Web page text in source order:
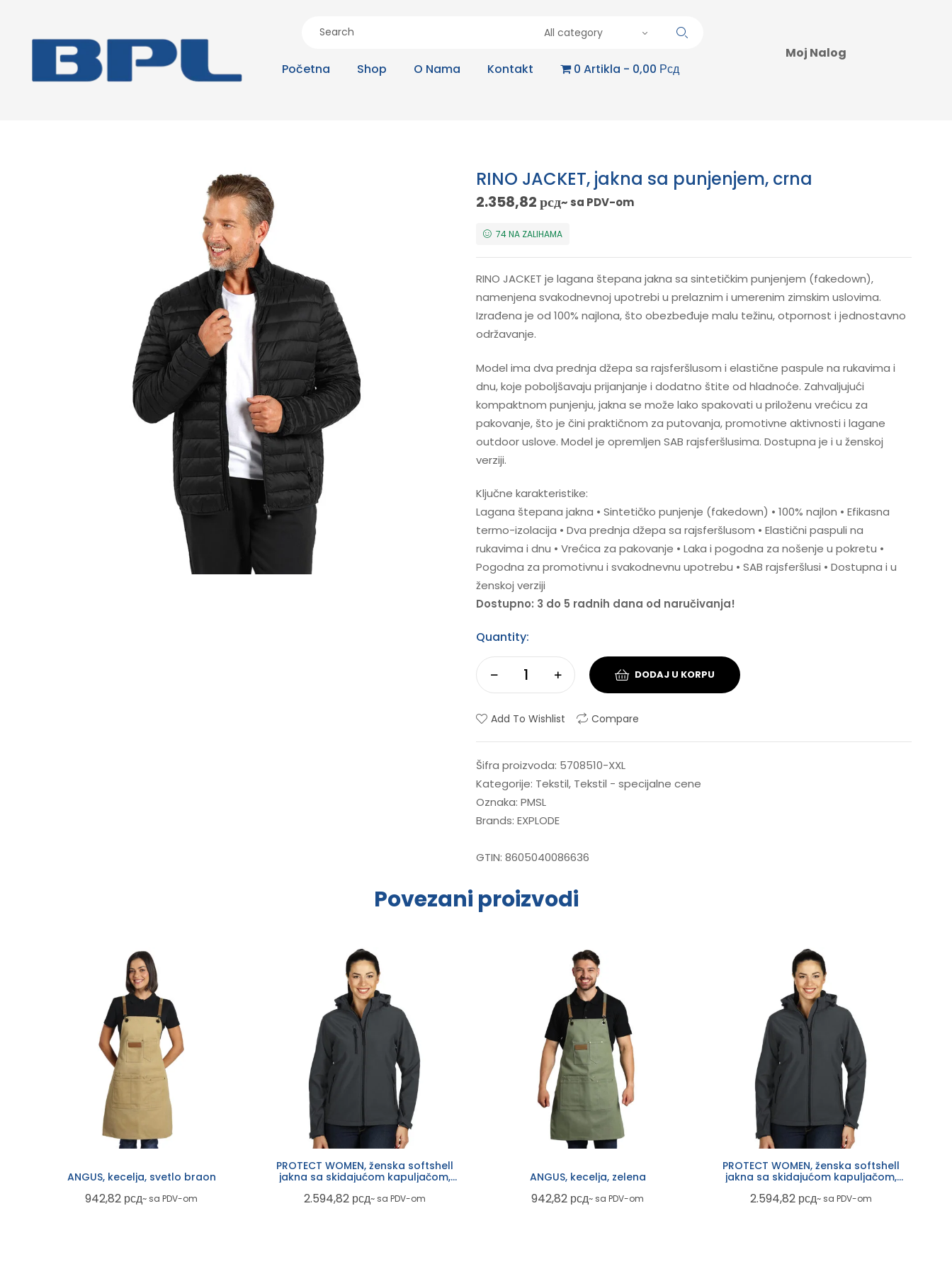
All category
Početna Shop O Nama Kontakt 0 Artikla 0,00 Рсд
Moj Nalog
RINO JACKET, jakna sa punjenjem, crna
2.358,82рсд~ sa PDV-om
74 NA ZALIHAMA
RINO JACKET je lagana štepana jakna sa sintetičkim punjenjem (fakedown),
namenjena svakodnevnoj upotrebi u prelaznim i umerenim zimskim uslovima.
Izrađena je od 100% najlona, što obezbeđuje malu težinu, otpornost i jednostavno
održavanje.
Model ima dva prednja džepa sa rajsferšlusom i elastične paspule na rukavima i
dnu, koje poboljšavaju prijanjanje i dodatno štite od hladnoće. Zahvaljujući
kompaktnom punjenju, jakna se može lako spakovati u priloženu vrećicu za
pakovanje, što je čini praktičnom za putovanja, promotivne aktivnosti i lagane
outdoor uslove. Model je opremljen SAB rajsferšlusima. Dostupna je i u ženskoj
verziji.
Ključne karakteristike:
Lagana štepana jakna • Sintetičko punjenje (fakedown) • 100% najlon • Efikasna
termo-izolacija • Dva prednja džepa sa rajsferšlusom • Elastični paspuli na
rukavima i dnu • Vrećica za pakovanje • Laka i pogodna za nošenje u pokretu •
Pogodna za promotivnu i svakodnevnu upotrebu • SAB rajsferšlusi • Dostupna i u
ženskoj verziji
Dostupno: 3 do 5 radnih dana od naručivanja!
Quantity:
DODAJ U KORPU
Add To Wishlist Compare
Šifra proizvoda: 5708510-XXL
Kategorije: Tekstil, Tekstil - specijalne cene
Oznaka: PMSL
Brands: EXPLODE
GTIN: 8605040086636
Povezani proizvodi
ANGUS, kecelja, svetlo braon
942,82 рсд~ sa PDV-om
PROTECT WOMEN, ženska softshell
jakna sa skidajućom kapuljačom,
2.594,82 рсд~ sa PDV-om
ANGUS, kecelja, zelena
942,82 рсд~ sa PDV-om
PROTECT WOMEN, ženska softshell
jakna sa skidajućom kapuljačom,
2.594,82 рсд~ sa PDV-om